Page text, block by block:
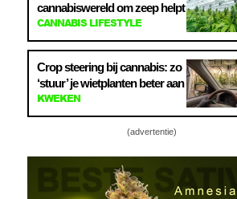
cannabiswereld om zeep helpt
CANNABIS LIFESTYLE
Crop steering bij cannabis: zo
‘stuur’ je wietplanten beter aan
KWEKEN
(advertentie)